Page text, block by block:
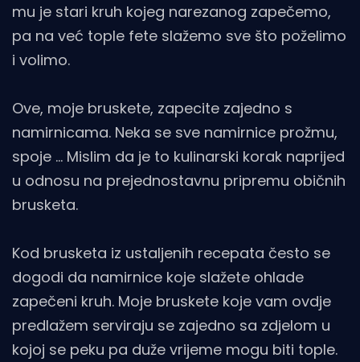
mu je stari kruh kojeg narezanog zapečemo,
pa na već tople fete slažemo sve što poželimo
i volimo.
Ove, moje bruskete, zapecite zajedno s
namirnicama. Neka se sve namirnice prožmu,
spoje … Mislim da je to kulinarski korak naprijed
u odnosu na prejednostavnu pripremu običnih
brusketa.
Kod brusketa iz ustaljenih recepata često se
dogodi da namirnice koje slažete ohlade
zapečeni kruh. Moje bruskete koje vam ovdje
predlažem serviraju se zajedno sa zdjelom u
kojoj se peku pa duže vrijeme mogu biti tople.